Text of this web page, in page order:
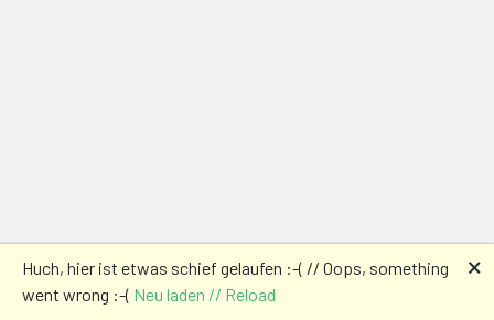
Huch, hier ist etwas schief gelaufen :-( // Oops, something
went wrong :-( Neu laden // Reload
🗙